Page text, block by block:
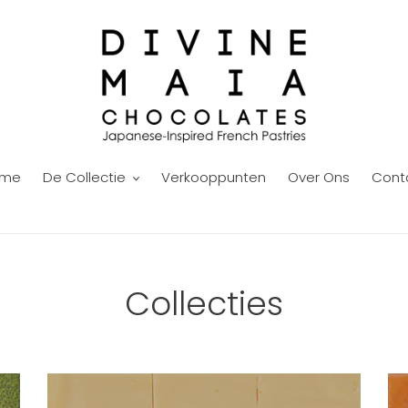
De Collectie Verkooppunten Over Ons
Collecties